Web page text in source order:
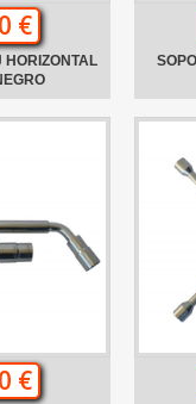
€
HORIZONTAL
€